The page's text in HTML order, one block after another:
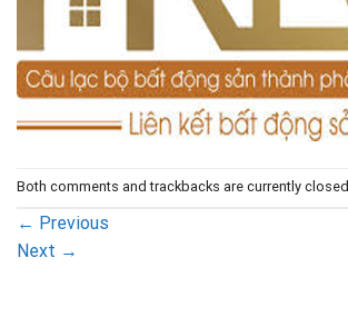
Both comments and trackbacks are currently
← Previous
Next →